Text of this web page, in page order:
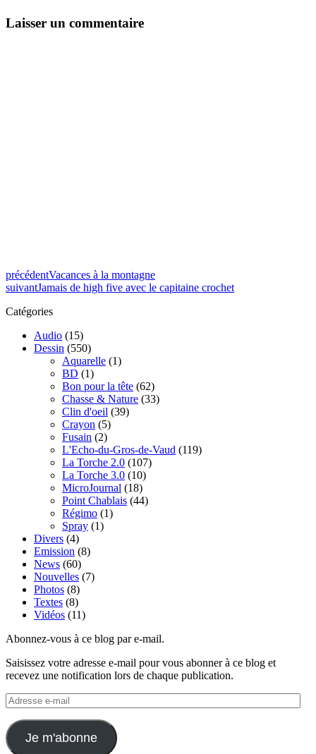
Laisser un commentaire
précédentVacances à la montagne
suivantJamais de high five avec le capitaine crochet
Catégories
Audio (15)
Dessin (550)
Aquarelle (1)
BD (1)
Bon pour la tête (62)
Chasse & Nature (33)
Clin d'oeil (39)
Crayon (5)
Fusain (2)
L'Echo-du-Gros-de-Vaud (119)
La Torche 2.0 (107)
La Torche 3.0 (10)
MicroJournal (18)
Point Chablais (44)
Régimo (1)
Spray (1)
Divers (4)
Emission (8)
News (60)
Nouvelles (7)
Photos (8)
Textes (8)
Vidéos (11)
Abonnez-vous à ce blog par e-mail.
Saisissez votre adresse e-mail pour vous abonner à ce blog et
recevez une notification lors de chaque publication.
Adresse
e-
mail
Je m'abonne